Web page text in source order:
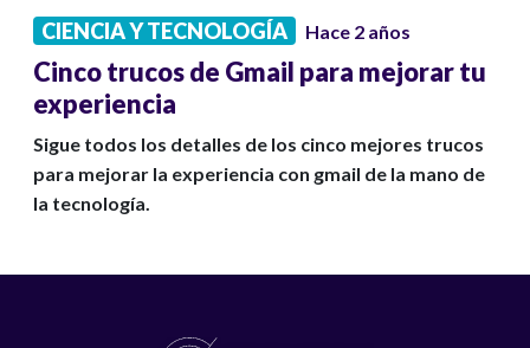
CIENCIA Y TECNOLOGÍA Hace 2 años
Cinco trucos de Gmail para mejorar tu
experiencia
Sigue todos los detalles de los cinco mejores trucos
para mejorar la experiencia con gmail de la mano de
la tecnología.